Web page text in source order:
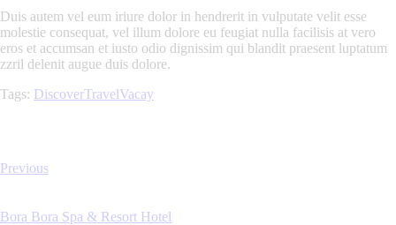
Duis autem vel eum iriure dolor in hendrerit in vulputate velit esse
molestie consequat, vel illum dolore eu feugiat nulla facilisis at vero
eros et accumsan et iusto odio dignissim qui blandit praesent luptatum
zzril delenit augue duis dolore.
Tags: DiscoverTravelVacay
Previous
Bora Bora Spa & Resort Hotel